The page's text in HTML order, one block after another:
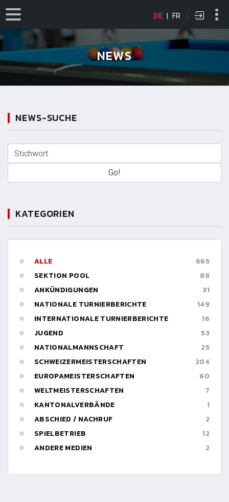
DE | FR
NEWS
NEWS-SUCHE
KATEGORIEN
ALLE
665
SEKTION POOL
88
ANKÜNDIGUNGEN
31
NATIONALE TURNIERBERICHTE
149
INTERNATIONALE TURNIERBERICHTE
16
JUGEND
53
NATIONALMANNSCHAFT
25
SCHWEIZERMEISTERSCHAFTEN
204
EUROPAMEISTERSCHAFTEN
60
WELTMEISTERSCHAFTEN
7
KANTONALVERBÄNDE
1
ABSCHIED / NACHRUF
2
SPIELBETRIEB
12
ANDERE MEDIEN
2